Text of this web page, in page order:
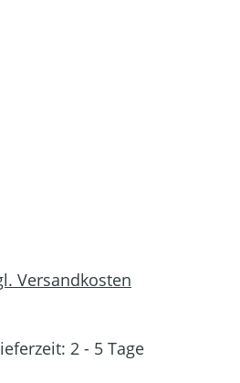
Versandkosten
2 - 5 Tage